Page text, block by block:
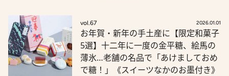
vol.67 2026.01.01
お年賀・新年の手土産に【限定和菓子
5選】十二年に一度の金平糖、絵馬の
薄氷…老舗の名品で「あけましておめ
で糖！」《スイーツなかのお墨付き》